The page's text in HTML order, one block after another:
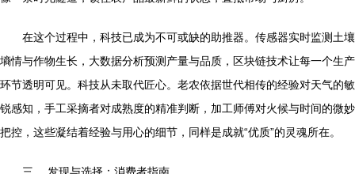
在这个过程中，科技已成为不可或缺的助推器。传感器实时监测土壤
墒情与作物生长，大数据分析预测产量与品质，区块链技术让每一个生产
环节透明可见。科技从未取代匠心。老农依据世代相传的经验对天气的敏
锐感知，手工采摘者对成熟度的精准判断，加工师傅对火候与时间的微妙
把控，这些凝结着经验与用心的细节，同样是成就“优质”的灵魂所在。